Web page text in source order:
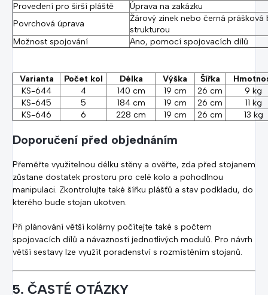
Provedení pro širší pláště
Úprava na zakázku
Povrchová úprava
Žárový zinek nebo černá prášková
strukturou
Možnost spojování
Ano, pomocí spojovacích dílů
Varianta Počet kol Délka Výška Šířka
KS-644
4 140 cm 19 cm 26 cm
9 kg
KS-645
5 184 cm 19 cm 26 cm
11 kg
KS-646
6 228 cm 19 cm 26 cm 13 kg
Doporučení před objednáním
Přeměřte využitelnou délku stěny a ověřte, zda před stojanem
zůstane dostatek prostoru pro celé kolo a pohodlnou
manipulaci. Zkontrolujte také šířku plášťů a stav podkladu, do
kterého bude stojan ukotven.
Při plánování větší kolárny počítejte také s počtem
spojovacích dílů a návazností jednotlivých modulů. Pro návrh
větší sestavy lze využít poradenství s rozmístěním stojanů.
5. ČASTÉ OTÁZKY